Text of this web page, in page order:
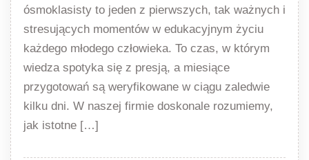
ósmoklasisty to jeden z pierwszych, tak ważnych i
stresujących momentów w edukacyjnym życiu
każdego młodego człowieka. To czas, w którym
wiedza spotyka się z presją, a miesiące
przygotowań są weryfikowane w ciągu zaledwie
kilku dni. W naszej firmie doskonale rozumiemy,
jak istotne […]